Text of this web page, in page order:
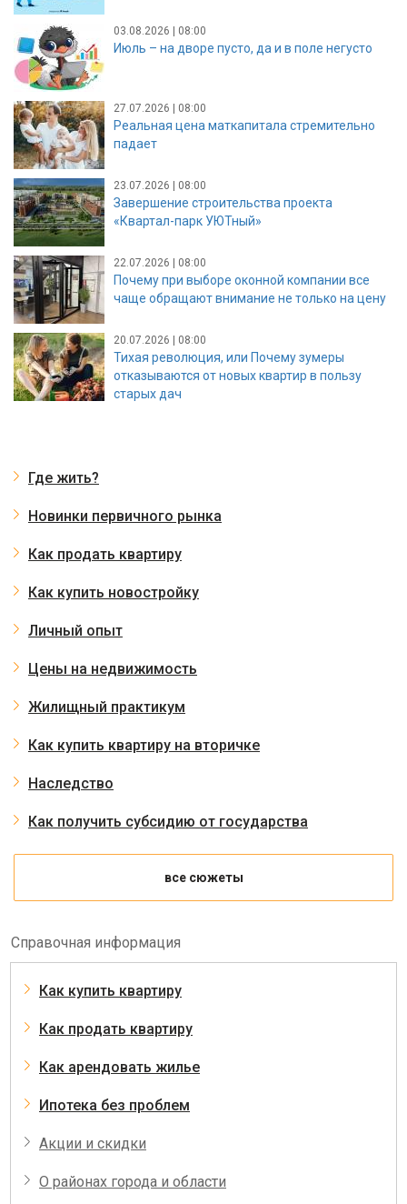
03.08.2026 | 08:00
Июль – на дворе пусто, да и в поле негусто
27.07.2026 | 08:00
Реальная цена маткапитала стремительно
падает
23.07.2026 | 08:00
Завершение строительства проекта
«Квартал-парк УЮТный»
22.07.2026 | 08:00
Почему при выборе оконной компании все
чаще обращают внимание не только на цену
20.07.2026 | 08:00
Тихая революция, или Почему зумеры
отказываются от новых квартир в пользу
старых дач
Где жить?
Новинки первичного рынка
Как продать квартиру
Как купить новостройку
Личный опыт
Цены на недвижимость
Жилищный практикум
Как купить квартиру на вторичке
Наследство
Как получить субсидию от государства
все сюжеты
Справочная информация
Как купить квартиру
Как продать квартиру
Как арендовать жилье
Ипотека без проблем
Акции и скидки
О районах города и области